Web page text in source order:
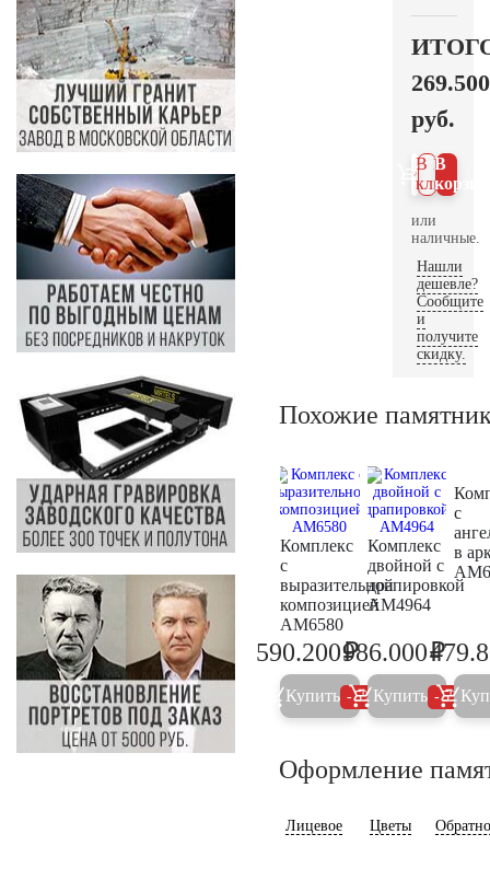
269.500
руб.
В
В 1
клик
или
наличные.
Нашли
дешевле?
Сообщите
и
получите
скидку.
Похожие
Комплекс
с
выразительной
композицией
AM6580
621.300
590.200₽
Купить 5%
Комплекс
двойной с
драпировкой
AM4964
986.000₽
Купить 5%
с
в
Оформление
Лицевое Цветы